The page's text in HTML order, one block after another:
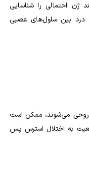
احتمالی را شناسایی
درد بین سلول‌های عصبی
می‌شوند، ممکن است
به اختلال استرس پس